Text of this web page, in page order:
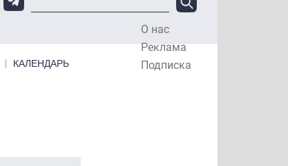
О нас
Реклама
Подписка
КАЛЕНДАРЬ